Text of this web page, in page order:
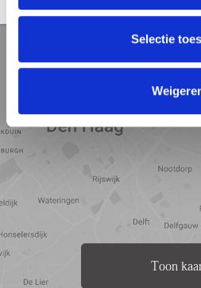
Selectie
- Non-owner-occupied clause will
- Option to take over all furniture;
- Parking space in the Atlantic
contribution: €75.96 per month;
weergave
weergave
Toon